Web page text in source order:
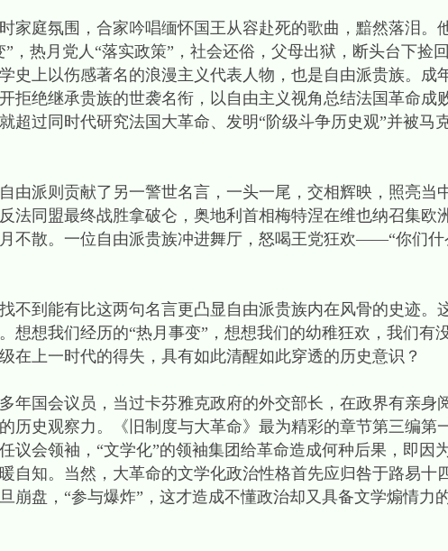
庭氛围，合家吟唱缅怀国王从容赴死的歌曲，黯然落泪。
，热月党人“落实政策”，社会还俗，父母出狱，断头台下捡
史上以伤感著名的浪漫主义代表人物，也是自由派贵族。成
拒绝继承贵族的世袭名衔，以自由主义视角总结法国革命成
超过同时代研究法国大革命、发明“阶级斗争历史观”并被
派则贡献了另一警世名言，一头一尾，交相辉映，照亮当
法同盟最终战胜拿破仑，奥地利首相梅特涅在维也纳召集欧
不散。一位自由派贵族冲进舞厅，怒喝王党狂欢——“你们
到能有比这两句名言更凸显自由派贵族内在风骨的史迹。
想想我们经历的“热月事变”，想想我们的幼稚狂欢，我们有
在上一时代的得失，具有如此清醒如此穿透的历史意识？
国会议员，当过卡芬雅克政府的外交部长，在政界有亲身
历史观察力。《旧制度与大革命》最为精彩的章节第三编第
议会领袖，“文学化”的领袖集团给革命造成何种后果，即因
自知。当然，大革命的文学化政治性格首先应归咎于路易十
崩盘，“参与爆炸”，这才造成不懂政治却又具备文学煽情力